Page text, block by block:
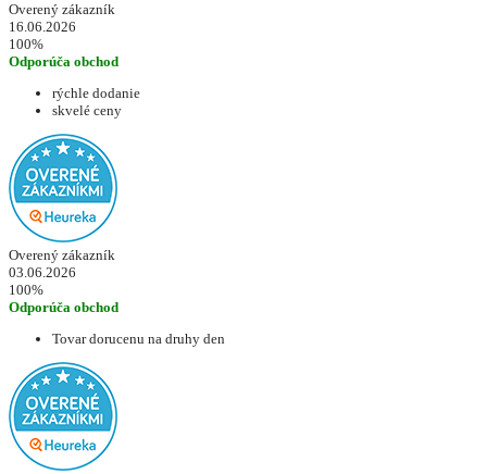
Overený zákazník
16.06.2026
100%
Odporúča obchod
rýchle dodanie
skvelé ceny
Overený zákazník
03.06.2026
100%
Odporúča obchod
Tovar dorucenu na druhy den